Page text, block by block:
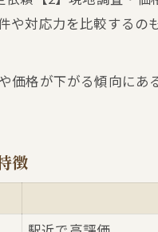
や対応力を比較する
価格が下がる傾向に
徴